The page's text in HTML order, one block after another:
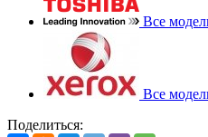
Все
Все
Поделиться: